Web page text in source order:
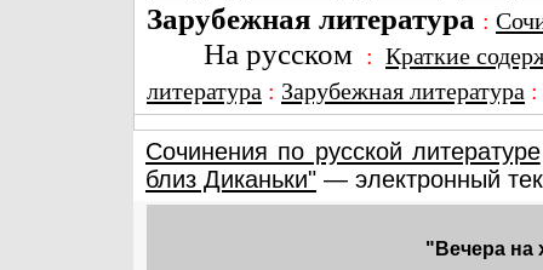
Зарубежная литература :
На русском : Краткие
литература : Зарубежная литература
Сочинения по русской литературе
близ Диканьки" — электронный
"Вечера на